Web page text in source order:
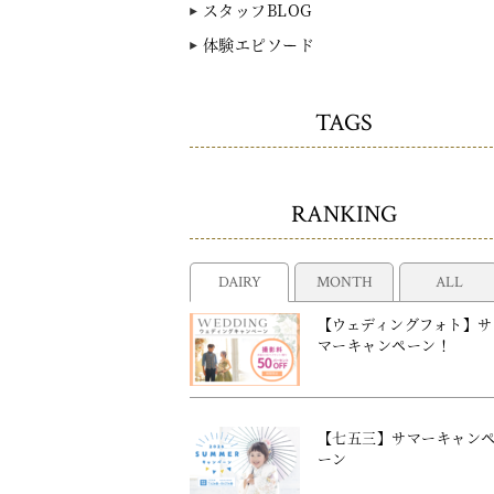
スタッフBLOG
体験エピソード
TAGS
RANKING
DAIRY MONTH ALL
【ウェディングフォト】サ
マーキャンペーン！
【七五三】サマーキャン
ーン